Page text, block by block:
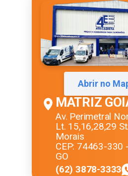
Abrir no
MATRIZ
Av. Perimetral
Lt. 15,16,28,29
Morais
CEP: 74463-330
GO
(62) 3878-3333